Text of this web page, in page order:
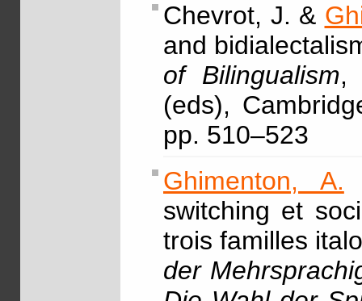
Chevrot, J. &
and
of Bilingualism,
(eds),
pp. 510–523
Ghimenton, A.
switching et
trois familles
der